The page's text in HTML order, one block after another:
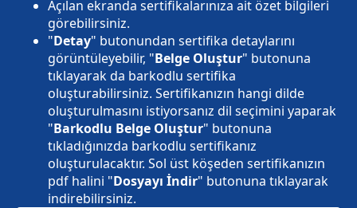
Açılan ekranda sertifikalarınıza ait özet bilgileri
görebilirsiniz.
"Detay" butonundan sertifika detaylarını
görüntüleyebilir, "Belge Oluştur" butonuna
tıklayarak da barkodlu sertifika
oluşturabilirsiniz. Sertifikanızın hangi dilde
oluşturulmasını istiyorsanız dil seçimini yaparak
"Barkodlu Belge Oluştur" butonuna
tıkladığınızda barkodlu sertifikanız
oluşturulacaktır. Sol üst köşeden sertifikanızın
pdf halini "Dosyayı İndir" butonuna tıklayarak
indirebilirsiniz.